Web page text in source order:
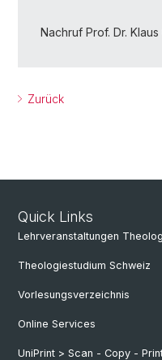
Nachruf Prof. Dr.
Zurück
Quick Links
Lehrveranstaltungen
Theologiestudium Schweiz
Vorlesungsverzeichnis
Online Services
UniPrint > Scan - Copy -